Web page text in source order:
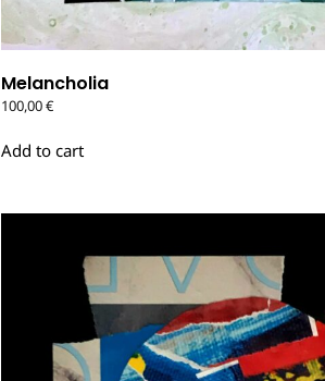
Melancholia
100,00€
Add to cart